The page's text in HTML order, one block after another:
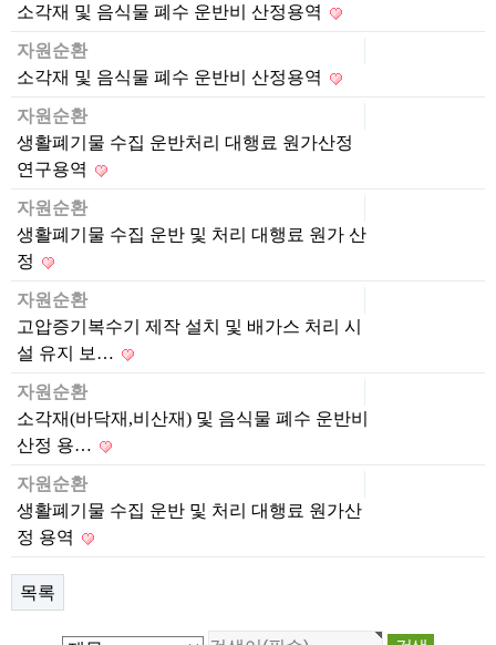
소각재 및 음식물 폐수 운반비 산정용역
자원순환
소각재 및 음식물 폐수 운반비 산정용역
자원순환
생활폐기물 수집 운반처리 대행료 원가산정
연구용역
자원순환
생활폐기물 수집 운반 및 처리 대행료 원가 산
정
자원순환
고압증기복수기 제작 설치 및 배가스 처리 시
설 유지 보…
자원순환
소각재(바닥재,비산재) 및 음식물 폐수 운반비
산정 용…
자원순환
생활폐기물 수집 운반 및 처리 대행료 원가산
정 용역
목록